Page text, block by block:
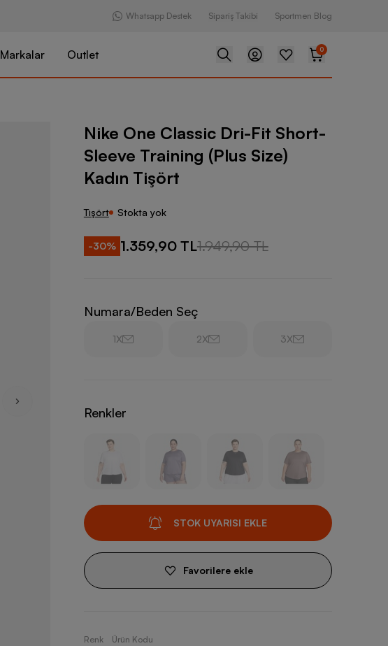
Whatsapp Destek Sipariş Takibi Sportmen Blog
Markalar Outlet 0
Nike One Classic Dri-Fit Short-Sleeve Training (Plus Size) Kadın Tişört
Nike One Classic Dri-Fit Short-
Sleeve Training (Plus Size)
Kadın Tişört
Tişört Stokta yok
-30% 1.359,90 TL1.949,90 TL
Numara/Beden Seç
1X 2X 3X
Renkler
STOK UYARISI EKLE
Favorilere ekle
Renk Ürün Kodu